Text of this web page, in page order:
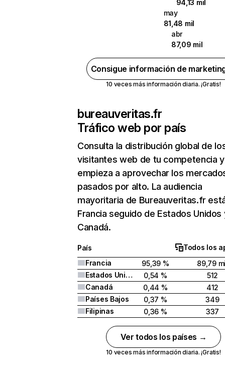
94,13 mil
may
81,48 mil
abr
87,09 mil
Consigue información de
10 veces más información diaria. ¡Gratis!
bureauveritas.fr
Tráfico web por país
Consulta la distribución global de
visitantes web de tu competencia y
empieza a aprovechar los
pasados por alto. La audiencia
mayoritaria de Bureauveritas.fr
Francia seguido de Estados Unidos
Canadá.
País
Todos los
Francia
95,39 %
89,79
Estados Unidos
0,54 %
512
Canadá
0,44 %
412
Países Bajos
0,37 %
349
Filipinas
0,36 % 337
Ver todos los países →
10 veces más información diaria. ¡Gratis!